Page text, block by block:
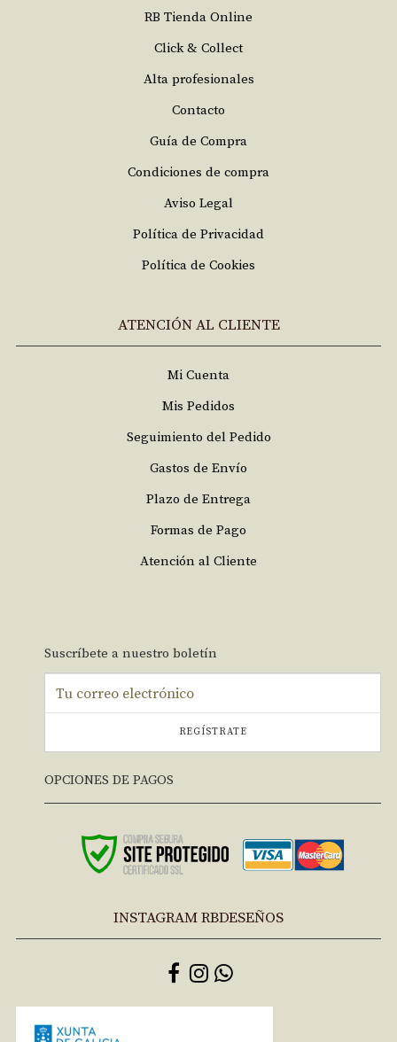
RB Tienda Online
Click & Collect
Alta profesionales
Contacto
Guía de Compra
Condiciones de compra
Aviso Legal
Política de Privacidad
Política de Cookies
ATENCIÓN AL CLIENTE
Mi Cuenta
Mis Pedidos
Seguimiento del Pedido
Gastos de Envío
Plazo de Entrega
Formas de Pago
Atención al Cliente
Suscríbete a nuestro boletín
REGÍSTRATE
OPCIONES DE PAGOS
INSTAGRAM RBDESEÑOS